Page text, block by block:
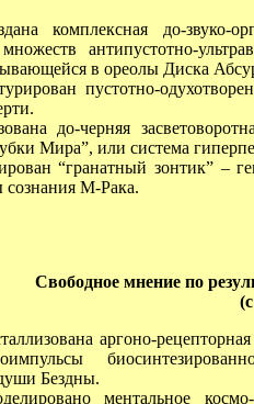
комплексная до-звуко-
антипустотно-
в ореолы Диска
пустотно-
до-черняя
Мира”, или система
“гранатный зонтик” –
М-Рака.
Свободное мнениепо
аргоно-
Бездны.
ментальное космо-